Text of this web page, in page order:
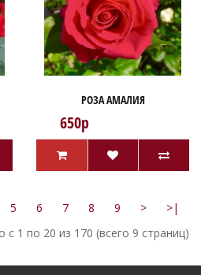
РОЗА АМАЛИЯ
650р
5 6 7 8 9 >
>|
с 1 по 20 из 170 (всего 9 страниц)